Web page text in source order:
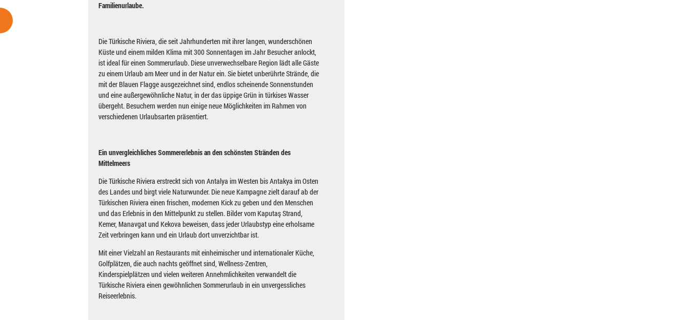
Familienurlaube.
Die Türkische Riviera, die seit Jahrhunderten mit ihrer langen, wunderschönen
Küste und einem milden Klima mit 300 Sonnentagen im Jahr Besucher anlockt,
ist ideal für einen Sommerurlaub. Diese unverwechselbare Region lädt alle Gäste
zu einem Urlaub am Meer und in der Natur ein. Sie bietet unberührte Strände, die
mit der Blauen Flagge ausgezeichnet sind, endlos scheinende Sonnenstunden
und eine außergewöhnliche Natur, in der das üppige Grün in türkises Wasser
übergeht. Besuchern werden nun einige neue Möglichkeiten im Rahmen von
verschiedenen Urlaubsarten präsentiert.
Ein unvergleichliches Sommererlebnis an den schönsten Stränden des
Mittelmeers
Die Türkische Riviera erstreckt sich von Antalya im Westen bis Antakya im Osten
des Landes und birgt viele Naturwunder. Die neue Kampagne zielt darauf ab der
Türkischen Riviera einen frischen, modernen Kick zu geben und den Menschen
und das Erlebnis in den Mittelpunkt zu stellen. Bilder vom Kaputaş Strand,
Kemer, Manavgat und Kekova beweisen, dass jeder Urlaubstyp eine erholsame
Zeit verbringen kann und ein Urlaub dort unverzichtbar ist.
Mit einer Vielzahl an Restaurants mit einheimischer und internationaler Küche,
Golfplätzen, die auch nachts geöffnet sind, Wellness-Zentren,
Kinderspielplätzen und vielen weiteren Annehmlichkeiten verwandelt die
Türkische Riviera einen gewöhnlichen Sommerurlaub in ein unvergessliches
Reiseerlebnis.